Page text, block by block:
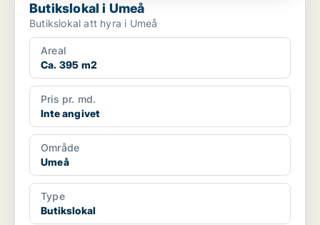
Butikslokal i Umeå
Butikslokal att hyra i Umeå
Areal
Ca. 395 m2
Pris pr. md.
Inte angivet
Område
Umeå
Type
Butikslokal